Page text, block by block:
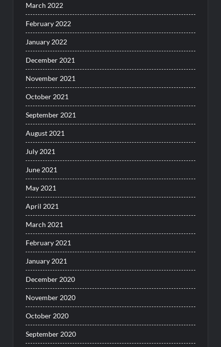
March 2022
February 2022
January 2022
December 2021
November 2021
October 2021
September 2021
August 2021
July 2021
June 2021
May 2021
April 2021
March 2021
February 2021
January 2021
December 2020
November 2020
October 2020
September 2020